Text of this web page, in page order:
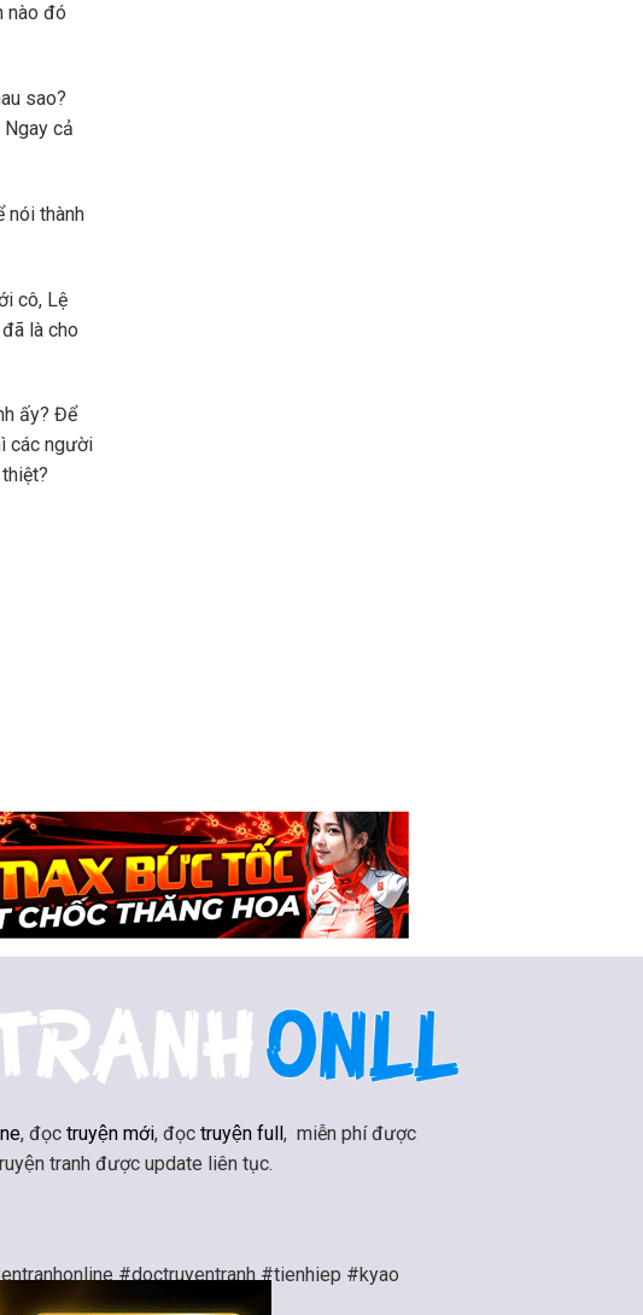
nào đó
sao?
cả
nói thành
cô, Lệ
là cho
ấy? Để
các người
, đọc truyện mới, đọc truyện full , miễn phí được
tranh được update liên tục.
#doctruyentranh #tienhiep #kyao